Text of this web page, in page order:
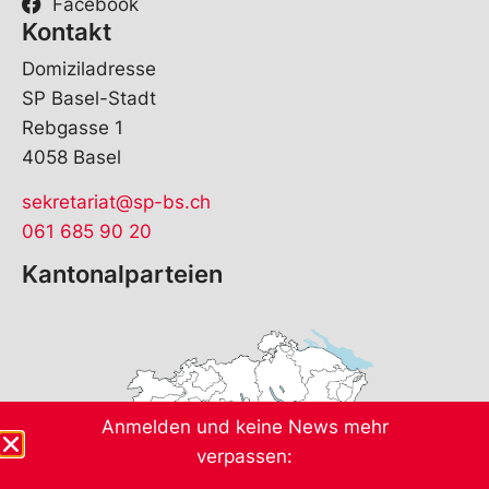
Kontakt
Domiziladresse
SP Basel-Stadt
Rebgasse 1
4058 Basel
sekretariat@sp-bs.ch
061 685 90 20
Kantonalparteien
Anmelden und keine News mehr
verpassen: